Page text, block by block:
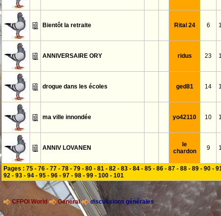
Bientôt la retraite Rital 24 6
ANNIVERSAIRE ORY ridus 23
drogue dans les écoles ged81 14
ma ville innondée yo42110 10
ANNIV LOVANEN
le
chardon
9
Pages : 75 - 76 - 77 - 78 - 79 - 80 - 81 - 82 - 83 - 84 - 85 - 86 - 87 - 88 - 89 - 90 -
92 - 93 - 94 - 95 - 96 - 97 - 98 - 99 - 100 - 101
CFPOI World General discussions générales